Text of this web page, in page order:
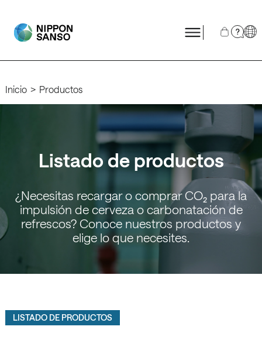
?
Inicio Productos
Listado de productos
¿Necesitas recargar o comprar CO₂ para la
impulsión de cerveza o carbonatación de
refrescos? Conoce nuestros productos y
elige lo que necesites.
LISTADO DE PRODUCTOS